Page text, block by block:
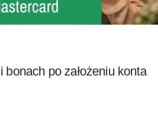
bonach po założeniu konta